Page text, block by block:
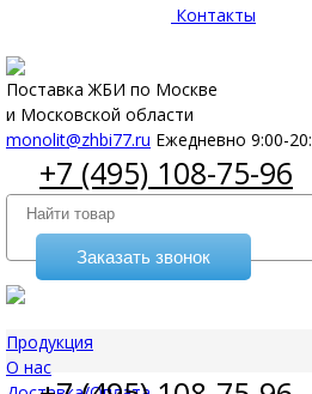
Контакты
Поставка ЖБИ по Москве
и Московской области
monolit@zhbi77.ru Ежедневно 9:00-
+7 (495) 108-75-96
Заказать звонок
Продукция
О нас